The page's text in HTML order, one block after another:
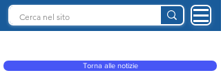
Torna alle notizie